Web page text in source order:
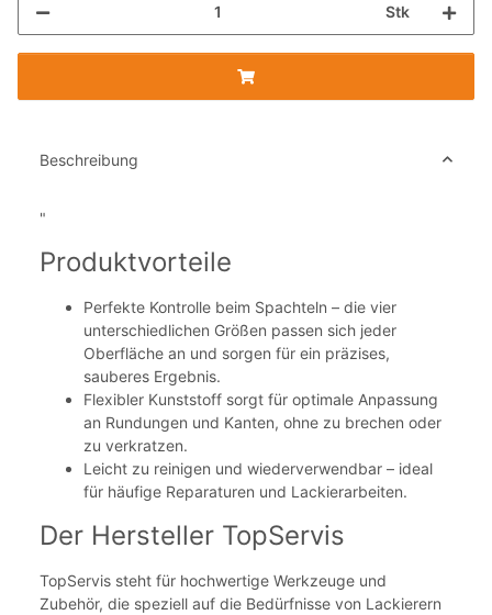
Stk
Beschreibung
"
Produktvorteile
Perfekte Kontrolle beim Spachteln – die vier
unterschiedlichen Größen passen sich jeder
Oberfläche an und sorgen für ein präzises,
sauberes Ergebnis.
Flexibler Kunststoff sorgt für optimale Anpassung
an Rundungen und Kanten, ohne zu brechen oder
zu verkratzen.
Leicht zu reinigen und wiederverwendbar – ideal
für häufige Reparaturen und Lackierarbeiten.
Der Hersteller TopServis
TopServis steht für hochwertige Werkzeuge und
Zubehör, die speziell auf die Bedürfnisse von Lackierern